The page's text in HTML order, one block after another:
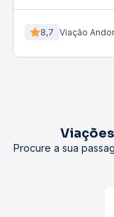
8,7 Viação
Procure a sua